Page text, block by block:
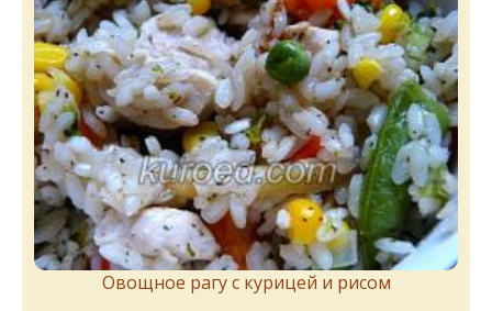
Овощное рагу с курицей и рисом